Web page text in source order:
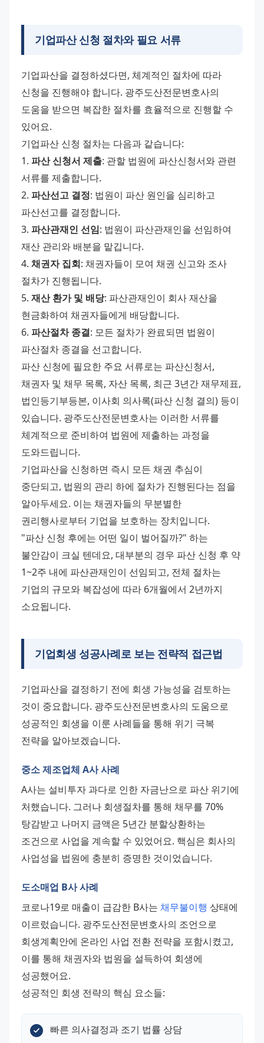
기업파산 신청 절차와 필요 서류
기업파산을 결정하셨다면, 체계적인 절차에 따라
신청을 진행해야 합니다. 광주도산전문변호사의
도움을 받으면 복잡한 절차를 효율적으로 진행할 수
있어요.
기업파산 신청 절차는 다음과 같습니다:
1. 파산 신청서 제출: 관할 법원에 파산신청서와 관련
서류를 제출합니다.
2. 파산선고 결정: 법원이 파산 원인을 심리하고
파산선고를 결정합니다.
3. 파산관재인 선임: 법원이 파산관재인을 선임하여
재산 관리와 배분을 맡깁니다.
4. 채권자 집회: 채권자들이 모여 채권 신고와 조사
절차가 진행됩니다.
5. 재산 환가 및 배당: 파산관재인이 회사 재산을
현금화하여 채권자들에게 배당합니다.
6. 파산절차 종결: 모든 절차가 완료되면 법원이
파산절차 종결을 선고합니다.
파산 신청에 필요한 주요 서류로는 파산신청서,
채권자 및 채무 목록, 자산 목록, 최근 3년간 재무제표,
법인등기부등본, 이사회 의사록(파산 신청 결의) 등이
있습니다. 광주도산전문변호사는 이러한 서류를
체계적으로 준비하여 법원에 제출하는 과정을
도와드립니다.
기업파산을 신청하면 즉시 모든 채권 추심이
중단되고, 법원의 관리 하에 절차가 진행된다는 점을
알아두세요. 이는 채권자들의 무분별한
권리행사로부터 기업을 보호하는 장치입니다.
"파산 신청 후에는 어떤 일이 벌어질까?" 하는
불안감이 크실 텐데요, 대부분의 경우 파산 신청 후 약
1~2주 내에 파산관재인이 선임되고, 전체 절차는
기업의 규모와 복잡성에 따라 6개월에서 2년까지
소요됩니다.
기업회생 성공사례로 보는 전략적 접근법
기업파산을 결정하기 전에 회생 가능성을 검토하는
것이 중요합니다. 광주도산전문변호사의 도움으로
성공적인 회생을 이룬 사례들을 통해 위기 극복
전략을 알아보겠습니다.
중소 제조업체 A사 사례
A사는 설비투자 과다로 인한 자금난으로 파산 위기에
처했습니다. 그러나 회생절차를 통해 채무를 70%
탕감받고 나머지 금액은 5년간 분할상환하는
조건으로 사업을 계속할 수 있었어요. 핵심은 회사의
사업성을 법원에 충분히 증명한 것이었습니다.
도소매업 B사 사례
코로나19로 매출이 급감한 B사는 채무불이행 상태에
이르렀습니다. 광주도산전문변호사의 조언으로
회생계획안에 온라인 사업 전환 전략을 포함시켰고,
이를 통해 채권자와 법원을 설득하여 회생에
성공했어요.
성공적인 회생 전략의 핵심 요소들:
빠른 의사결정과 조기 법률 상담